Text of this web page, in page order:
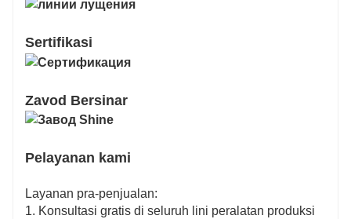
Sertifikasi
Zavod Bersinar
Pelayanan kami
Layanan pra-penjualan:
1. Konsultasi gratis di seluruh lini peralatan produksi